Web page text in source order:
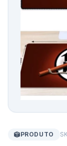
PRODUTO